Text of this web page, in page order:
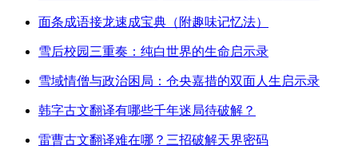
面条成语接龙速成宝典（附趣味记忆法）
雪后校园三重奏：纯白世界的生命启示录
雪域情僧与政治困局：仓央嘉措的双面人生启示录
韩字古文翻译有哪些千年迷局待破解？
雷曹古文翻译难在哪？三招破解天界密码